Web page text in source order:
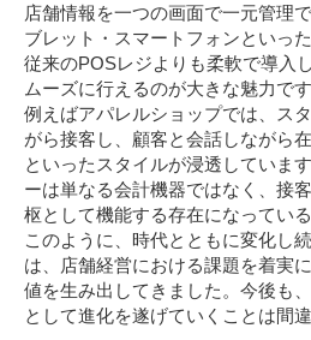
店舗情報を一つの画面で一元管理
ブレット・スマートフォンといっ
従来のPOSレジよりも柔軟で導入
ムーズに行えるのが大きな魅力です
例えばアパレルショップでは、ス
がら接客し、顧客と会話しながら
といったスタイルが浸透していま
ーは単なる会計機器ではなく、接
枢として機能する存在になっている
このように、時代とともに変化し
は、店舗経営における課題を着実
値を生み出してきました。今後も
として進化を遂げていくことは間